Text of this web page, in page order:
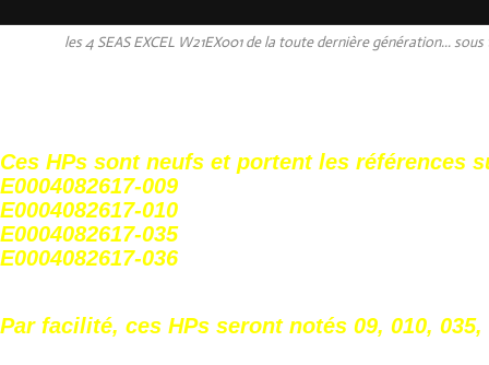
les 4 SEAS EXCEL W21EX001 de la toute dernière génération...
Ces HPs sont neufs et portent les références
E0004082617-009
E0004082617-010
E0004082617-035
E0004082617-036
Par facilité, ces HPs seront notés 09, 010, 035,